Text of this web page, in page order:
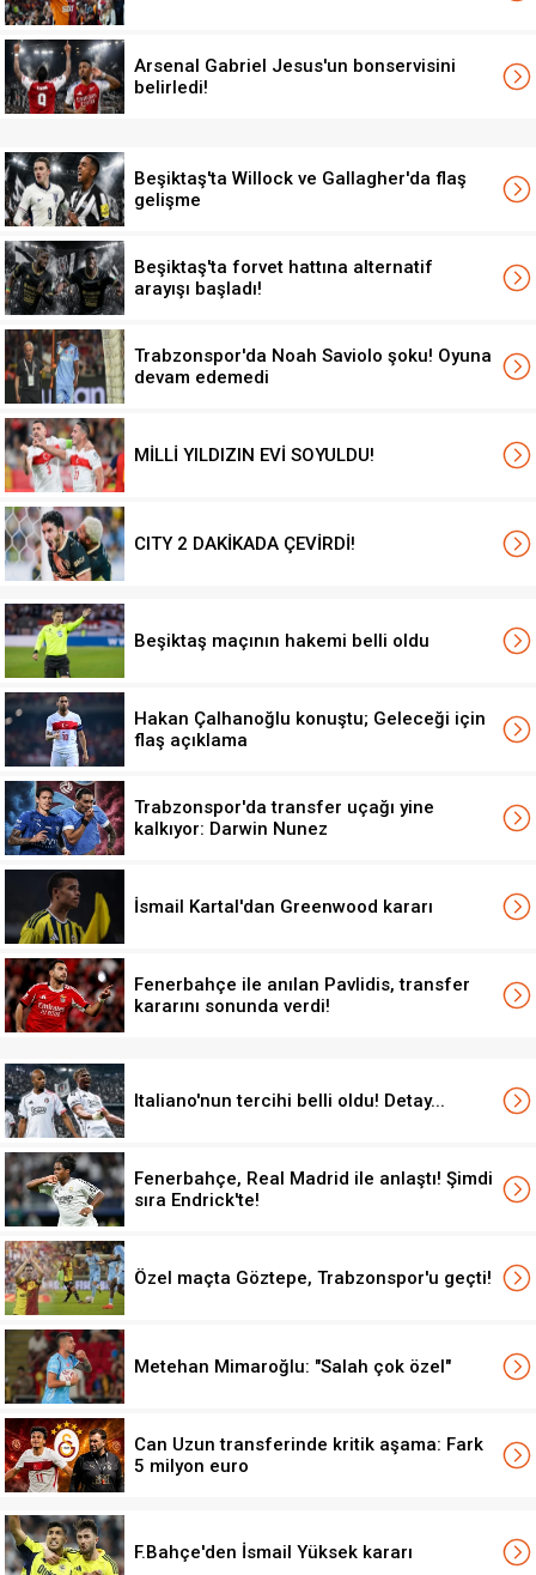
Arsenal Gabriel Jesus'un bonservisini
belirledi!
Beşiktaş'ta Willock ve Gallagher'da flaş
gelişme
Beşiktaş'ta forvet hattına alternatif
arayışı başladı!
Trabzonspor'da Noah Saviolo şoku! Oyuna
devam edemedi
MİLLİ YILDIZIN EVİ SOYULDU!
CITY 2 DAKİKADA ÇEVİRDİ!
Beşiktaş maçının hakemi belli oldu
Hakan Çalhanoğlu konuştu; Geleceği için
flaş açıklama
Trabzonspor'da transfer uçağı yine
kalkıyor: Darwin Nunez
İsmail Kartal'dan Greenwood kararı
Fenerbahçe ile anılan Pavlidis, transfer
kararını sonunda verdi!
Italiano'nun tercihi belli oldu! Detay...
Fenerbahçe, Real Madrid ile anlaştı! Şimdi
sıra Endrick'te!
Özel maçta Göztepe, Trabzonspor'u geçti!
Metehan Mimaroğlu: "Salah çok özel"
Can Uzun transferinde kritik aşama: Fark
5 milyon euro
F.Bahçe'den İsmail Yüksek kararı